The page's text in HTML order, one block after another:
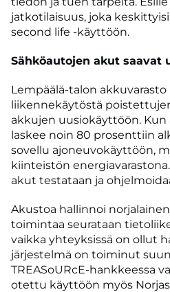
jatkotilaisuus, joka
second life -käyttöön.
Sähköautojen akut saavat
Lempäälä-talon
liikennekäytöstä
akkujen uusiokäyttöön.
laskee noin 80 prosenttiin
sovellu ajoneuvokäyttöön,
kiinteistön
akut testataan ja
Akustoa hallinnoi norjalainen
toimintaa seurataan
vaikka yhteyksissä on ollut
järjestelmä on toiminut
TREASoURcE-hankkeessa
otettu käyttöön myös